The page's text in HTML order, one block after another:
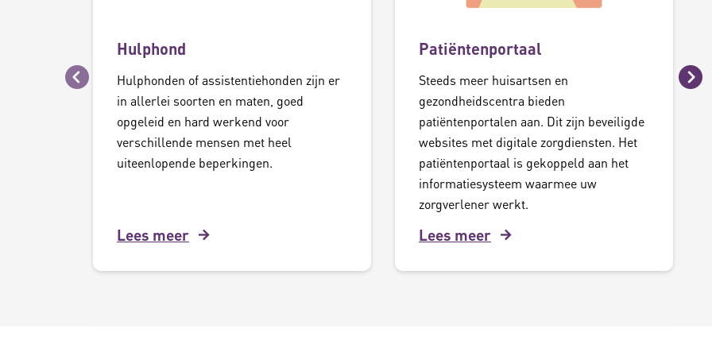
Vorige
Hulphond
Hulphonden of assistentiehonden zijn er
in allerlei soorten en maten, goed
opgeleid en hard werkend voor
verschillende mensen met heel
uiteenlopende beperkingen.
Lees meer
Patiëntenportaal
Steeds meer huisartsen en
gezondheidscentra bieden
patiëntenportalen aan. Dit zijn beveiligde
websites met digitale zorgdiensten. Het
patiëntenportaal is gekoppeld aan het
informatiesysteem waarmee uw
zorgverlener werkt.
Lees meer